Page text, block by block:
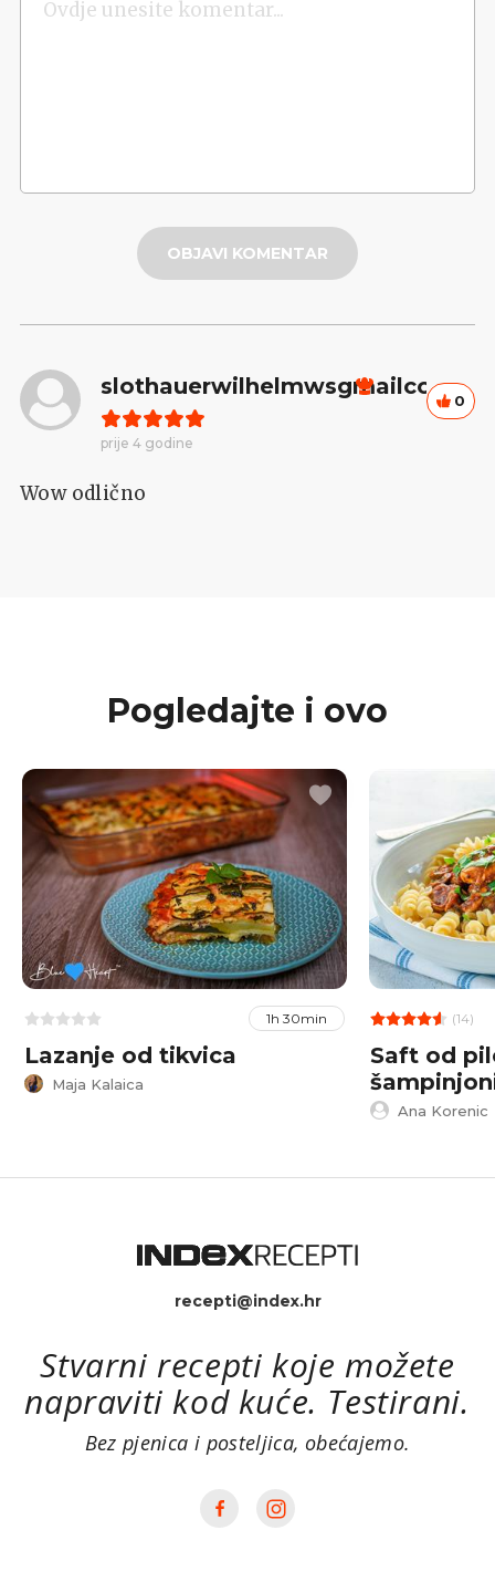
OBJAVI KOMENTAR
slothauerwilhelmwsgmailcom
prije 4 godine
0
Wow odlično
Pogledajte i ovo
1h 30min
Lazanje od tikvica
Maja Kalaica
(14)
Saft od
Ana Korenic
recepti@index.hr
Stvarni recepti koje možete
napraviti kod kuće. Testirani.
Bez pjenica i posteljica, obećajemo.